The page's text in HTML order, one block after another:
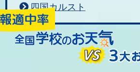
四国カルスト